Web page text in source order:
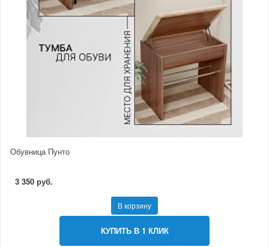
Обувница Пунто
3 350 руб.
В корзину
КУПИТЬ В 1 КЛИК